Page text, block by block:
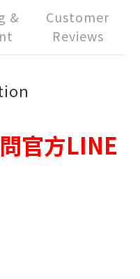
&
Customer
Reviews
官方LINE